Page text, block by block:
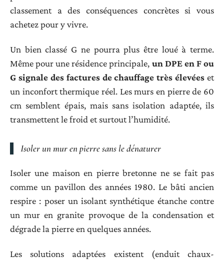
classement a des conséquences concrètes si vous
achetez pour y vivre.
Un bien classé G ne pourra plus être loué à terme.
Même pour une résidence principale, un DPE en F ou
G signale des factures de chauffage très élevées et
un inconfort thermique réel. Les murs en pierre de 60
cm semblent épais, mais sans isolation adaptée, ils
transmettent le froid et surtout l’humidité.
Isoler un mur en pierre sans le dénaturer
Isoler une maison en pierre bretonne ne se fait pas
comme un pavillon des années 1980. Le bâti ancien
respire : poser un isolant synthétique étanche contre
un mur en granite provoque de la condensation et
dégrade la pierre en quelques années.
Les solutions adaptées existent (enduit chaux-